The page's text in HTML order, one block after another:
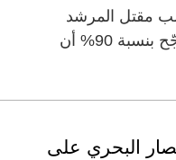
مقتل المرشد
الإيراني مجتبى خامنئي، قائلاً: "أرجّح بنسبة 90% أن
البحري على